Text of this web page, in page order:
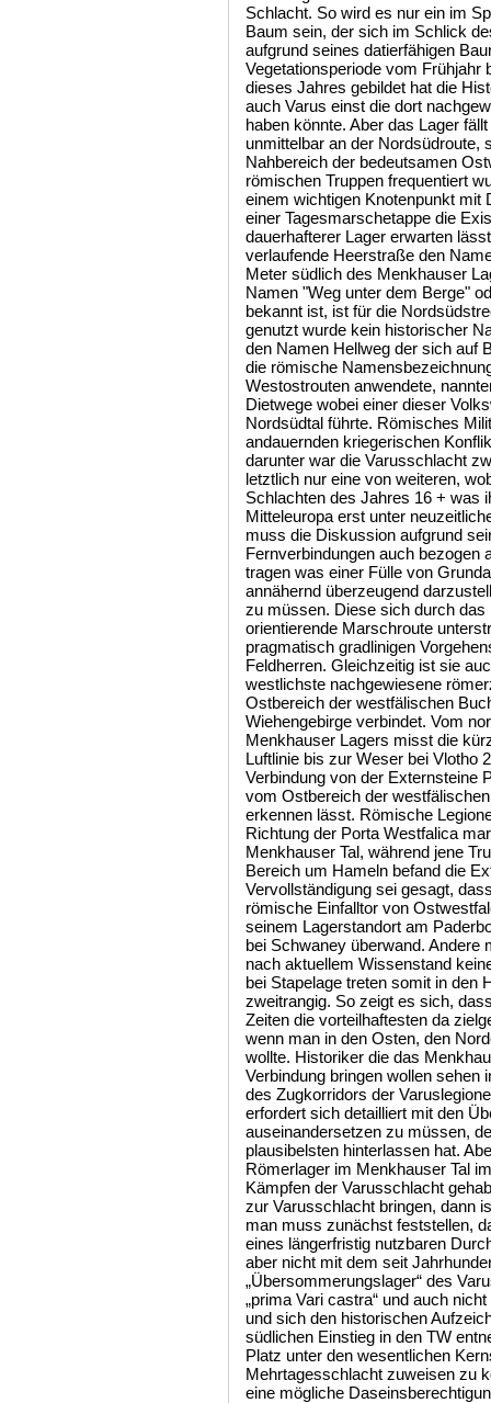
Schlacht. So wird es nur ein im
Baum sein, der sich im Schlick
aufgrund seines datierfähigen
Vegetationsperiode vom
dieses Jahres gebildet hat die
auch Varus einst die dort
haben könnte. Aber das Lager
unmittelbar an der Nordsüdroute,
Nahbereich der bedeutsamen
römischen Truppen frequentiert
einem wichtigen Knotenpunkt
einer Tagesmarschetappe die
dauerhafterer Lager erwarten
verlaufende Heerstraße den
Meter südlich des Menkhauser
Namen "Weg unter dem Berge"
bekannt ist, ist für die
genutzt wurde kein historischer
den Namen Hellweg der sich auf
die römische
Westostrouten anwendete,
Dietwege wobei einer dieser
Nordsüdtal führte. Römisches
andauernden kriegerischen
darunter war die Varusschlacht
letztlich nur eine von weiteren,
Schlachten des Jahres 16 + was
Mitteleuropa erst unter
muss die Diskussion aufgrund
Fernverbindungen auch bezogen
tragen was einer Fülle von
annähernd überzeugend
zu müssen. Diese sich durch
orientierende Marschroute
pragmatisch gradlinigen
Feldherren. Gleichzeitig ist sie
westlichste nachgewiesene
Ostbereich der westfälischen
Wiehengebirge verbindet. Vom
Menkhauser Lagers misst die
Luftlinie bis zur Weser bei Vlotho
Verbindung von der Externsteine
vom Ostbereich der
erkennen lässt. Römische
Richtung der Porta Westfalica
Menkhauser Tal, während jene
Bereich um Hameln befand die
Vervollständigung sei gesagt,
römische Einfalltor von
seinem Lagerstandort am
bei Schwaney überwand. Andere
nach aktuellem Wissenstand
bei Stapelage treten somit in den
zweitrangig. So zeigt es sich,
Zeiten die vorteilhaftesten da
wenn man in den Osten, den
wollte. Historiker die das
Verbindung bringen wollen sehen
des Zugkorridors der
erfordert sich detailliert mit den
auseinandersetzen zu müssen,
plausibelsten hinterlassen hat.
Römerlager im Menkhauser Tal
Kämpfen der Varusschlacht
zur Varusschlacht bringen, dann
man muss zunächst feststellen,
eines längerfristig nutzbaren
aber nicht mit dem seit
„Übersommerungslager“ des
„prima Vari castra“ und auch
und sich den historischen
südlichen Einstieg in den TW
Platz unter den wesentlichen
Mehrtagesschlacht zuweisen zu
eine mögliche